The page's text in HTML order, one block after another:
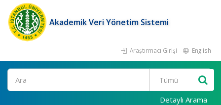
Akademik Veri Yönetim Sistemi
Araştırmacı Girişi English
Ara
Detaylı Arama